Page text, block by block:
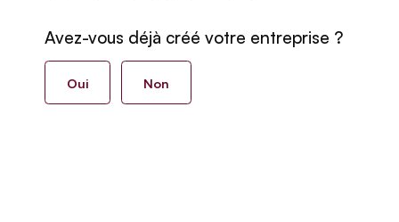
Avez-vous déjà créé votre entreprise ?
Oui Non